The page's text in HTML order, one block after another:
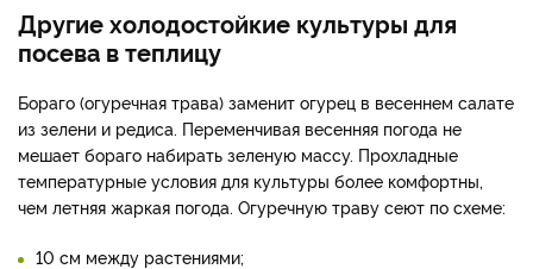
Другие холодостойкие культуры для
посева в теплицу
Бораго (огуречная трава) заменит огурец в весеннем салате
из зелени и редиса. Переменчивая весенняя погода не
мешает бораго набирать зеленую массу. Прохладные
температурные условия для культуры более комфортны,
чем летняя жаркая погода. Огуречную траву сеют по схеме:
10 см между растениями;